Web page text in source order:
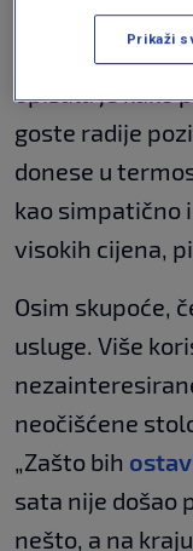
Neki priznaju
odlaze u kafiće
opisala je kako
goste radije
donese u
kao simpatično
visokih cijena,
Osim skupoće,
usluge. Više
neočišćene
„Zašto bih
sata nije došao
nešto, a na
Prikaži